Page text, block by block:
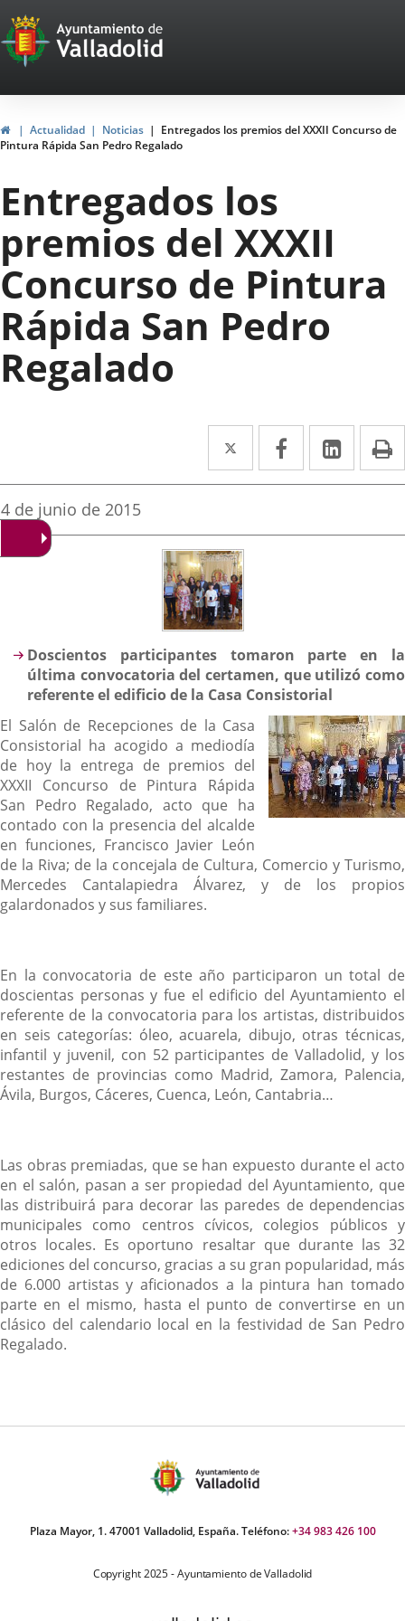
Portal
Web
del
Ayuntamiento
de
Valladolid
HomeActualidad Noticias
Entregados los premios del XXXII Concurso de
Pintura Rápida San Pedro Regalado
Entregados los
premios del XXXII
Concurso de Pintura
Rápida San Pedro
Regalado
Twitter
Enlace
a
aplicación
externa.
Facebook
Enlace
a
aplicación
Enlace
a
Fecha
de
noticia
4 de junio de 2015
Descripción
Doscientos participantes tomaron parte en la
última convocatoria del certamen, que utilizó como
referente el edificio de la Casa Consistorial
El Salón de Recepciones de la Casa
Consistorial ha acogido a mediodía
de hoy la entrega de premios del
XXXII Concurso de Pintura Rápida
San Pedro Regalado, acto que ha
contado con la presencia del alcalde
en funciones, Francisco Javier León
de la Riva; de la concejala de Cultura, Comercio y Turismo,
Mercedes Cantalapiedra Álvarez, y de los propios
galardonados y sus familiares.
En la convocatoria de este año participaron un total de
doscientas personas y fue el edificio del Ayuntamiento el
referente de la convocatoria para los artistas, distribuidos
en seis categorías: óleo, acuarela, dibujo, otras técnicas,
infantil y juvenil, con 52 participantes de Valladolid, y los
restantes de provincias como Madrid, Zamora, Palencia,
Ávila, Burgos, Cáceres, Cuenca, León, Cantabria…
Las obras premiadas, que se han expuesto durante el acto
en el salón, pasan a ser propiedad del Ayuntamiento, que
las distribuirá para decorar las paredes de dependencias
municipales como centros cívicos, colegios públicos y
otros locales. Es oportuno resaltar que durante las 32
ediciones del concurso, gracias a su gran popularidad, más
de 6.000 artistas y aficionados a la pintura han tomado
parte en el mismo, hasta el punto de convertirse en un
clásico del calendario local en la festividad de San Pedro
Regalado.
Plaza Mayor, 1. 47001 Valladolid, España. Teléfono:+34 983 426 100
Copyright 2025 - Ayuntamiento de Valladolid